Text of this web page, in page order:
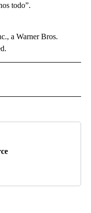
todo”.
a Warner Bros.
NOTIFICATIONS ABOUT